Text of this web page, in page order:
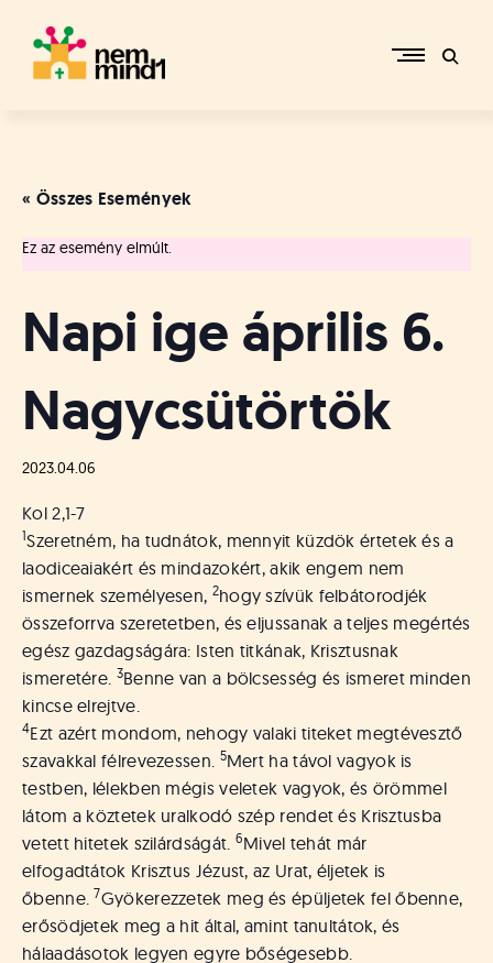
content
p
r
i
R
f
o
m
t
u
s
o
k
e
-
L
a
p
j
a
« Összes Események
Ez az esemény elmúlt.
Napi ige április 6.
Nagycsütörtök
2023.04.06
Kol 2,1-7
1Szeretném, ha tudnátok, mennyit küzdök értetek és a
laodiceaiakért és mindazokért, akik engem nem
ismernek személyesen, 2hogy szívük felbátorodjék
összeforrva szeretetben, és eljussanak a teljes megértés
egész gazdagságára: Isten titkának, Krisztusnak
ismeretére. 3Benne van a bölcsesség és ismeret minden
kincse elrejtve.
4Ezt azért mondom, nehogy valaki titeket megtévesztő
szavakkal félrevezessen. 5Mert ha távol vagyok is
testben, lélekben mégis veletek vagyok, és örömmel
látom a köztetek uralkodó szép rendet és Krisztusba
vetett hitetek szilárdságát. 6Mivel tehát már
elfogadtátok Krisztus Jézust, az Urat, éljetek is
őbenne. 7Gyökerezzetek meg és épüljetek fel őbenne,
erősödjetek meg a hit által, amint tanultátok, és
hálaadásotok legyen egyre bőségesebb.